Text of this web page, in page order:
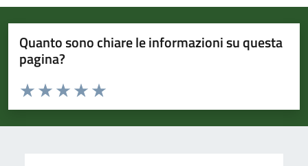
Quanto sono chiare le informazioni su questa
pagina?
Valuta da 1 a 5 stelle la pagina
Valuta 5 stelle su 5
Valuta 4 stelle su 5
Valuta 3 stelle su 5
Valuta 2 stelle su 5
Valuta 1 stelle su 5